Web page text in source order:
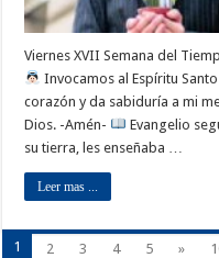
Viernes XVII Semana del
Invocamos al Espíritu
corazón y da sabiduría a mi
Dios. -Amén-
Evangelio
su tierra, les enseñaba …
Leer mas ...
1 2 3 4 5 »